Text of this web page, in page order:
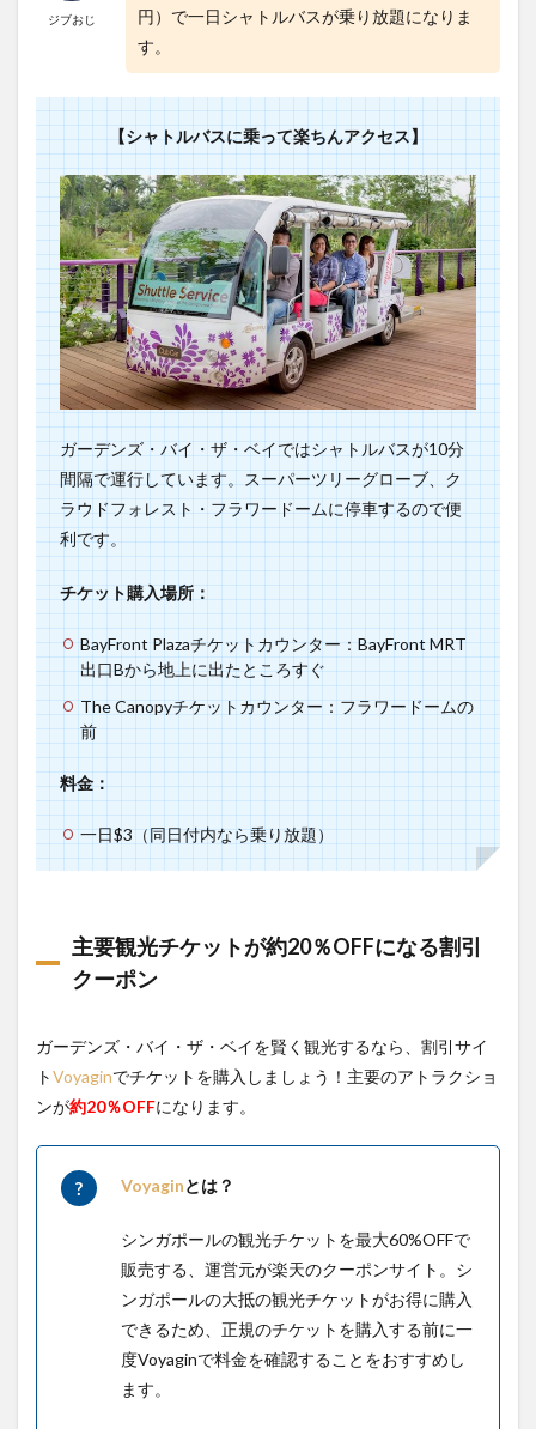
イベ
ガー
デン
ズ・
バ
イ・
ザ・
ベイ
のお
すす
めレ
スト
ラン
は？
どこ
で食
事で
き
る？
ジブおじ
円）で一日シャトルバスが乗り放題になりま
す。
【シャトルバスに乗って楽ちんアクセス】
ガーデンズ・バイ・ザ・ベイではシャトルバスが10分
間隔で運行しています。スーパーツリーグローブ、ク
ラウドフォレスト・フラワードームに停車するので便
利です。
チケット購入場所：
BayFront Plazaチケットカウンター：BayFront MRT
出口Bから地上に出たところすぐ
The Canopyチケットカウンター：フラワードームの
前
料金：
一日$3（同日付内なら乗り放題）
主要観光チケットが約20％OFFになる割引
クーポン
ガーデンズ・バイ・ザ・ベイを賢く観光するなら、割引サイ
トVoyaginでチケットを購入しましょう！主要のアトラクショ
ンが約20％OFFになります。
Voyaginとは？
シンガポールの観光チケットを最大60%OFFで
販売する、運営元が楽天のクーポンサイト。シ
ンガポールの大抵の観光チケットがお得に購入
できるため、正規のチケットを購入する前に一
度Voyaginで料金を確認することをおすすめし
ます。